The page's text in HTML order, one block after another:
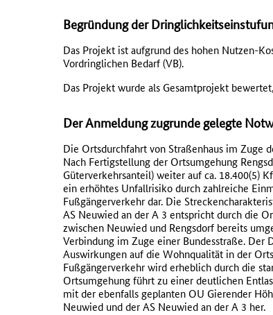
Begründung der
Das Projekt ist aufgrund des hohen Nutzen-
Vordringlichen Bedarf (VB).
Das Projekt wurde als Gesamtprojekt
Der Anmeldung zugrunde gelegte
Die Ortsdurchfahrt von Straßenhaus im Zuge
Nach Fertigstellung der Ortsumgehung
Güterverkehrsanteil) weiter auf ca. 18.400(5)
ein erhöhtes Unfallrisiko durch zahlreiche
Fußgängerverkehr dar. Die
AS Neuwied an der A 3 entspricht durch die
zwischen Neuwied und Rengsdorf bereits
Verbindung im Zuge einer Bundesstraße. Der
Auswirkungen auf die Wohnqualität in der
Fußgängerverkehr wird erheblich durch die
Ortsumgehung führt zu einer deutlichen
mit der ebenfalls geplanten OU Gierender
Neuwied und der AS Neuwied an der A 3 her.